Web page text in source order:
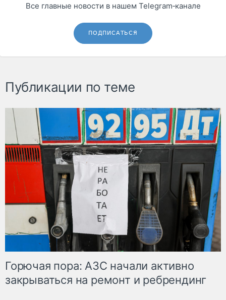
Все главные новости в нашем Telegram‑канале
ПОДПИСАТЬСЯ
Публикации по теме
Горючая пора: АЗС начали активно
закрываться на ремонт и ребрендинг